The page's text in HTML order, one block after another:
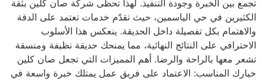
تجمع بين الخبرة وجودة التنفيذ. لهذا تحظى شركة صان كلين بثقة
الكثيرين في حي الياسمين، حيث تقدّم خدمات تعتمد على الدقة
والاهتمام بكل تفصيلة داخل الحديقة. ينعكس هذا الأسلوب
الاحترافي على النتائج النهائية، مما يمنحك حديقة نظيفة ومنسقة
تشعر معها بالراحة والرضا. أهم المميزات التي تجعل صان كلين
خيارك المناسب: الاعتماد على فريق عمل يمتلك خبرة واسعة في